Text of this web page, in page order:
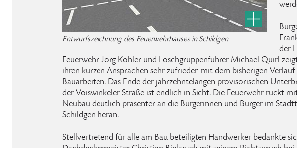
Entwurfszeichnung des Feuerwehrhauses in Schildgen
der
Feuerwehr Jörg Köhler und Löschgruppenführer Michael Quirl
ihren kurzen Ansprachen sehr zufrieden mit dem bisherigen Verlauf
Bauarbeiten. Das Ende der jahrzehntelangen provisorischen
der Voiswinkeler Straße ist endlich in Sicht. Die Feuerwehr rückt
Neubau deutlich präsenter an die Bürgerinnen und Bürger im
Schildgen heran.
Stellvertretend für alle am Bau beteiligten Handwerker bedankte